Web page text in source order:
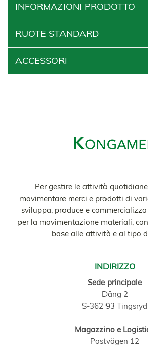
INFORMAZIONI PRODOTTO
RUOTE STANDARD
ACCESSORI
Per gestire le attività
movimentare merci e prodotti di
sviluppa, produce e
per la movimentazione materiali,
base alle attività e al tipo
INDIRIZZO
Sede principale
Dång 2
S-362 93 Tingsryd
Magazzino e
Postvägen 12